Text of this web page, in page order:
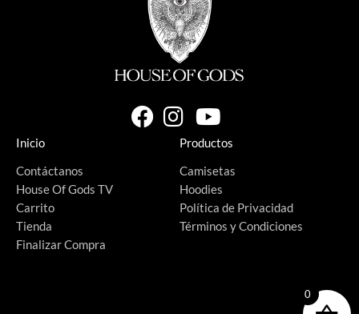
Inicio
Contáctanos
House Of Gods TV
Productos
Camisetas
Hoodies
Carrito
Tienda
Finalizar Compra
Política de Privacidad
Términos y Condiciones
0